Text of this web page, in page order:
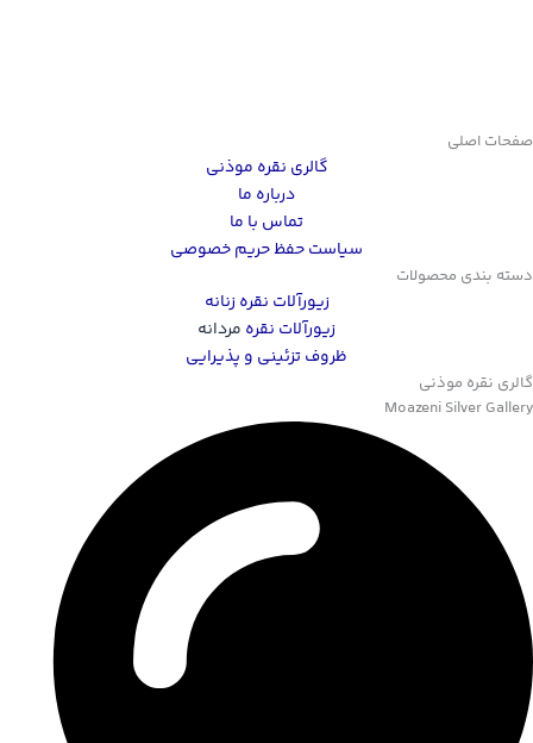
صفحات اصلی
گالری نقره موذنی
درباره ما
تماس با ما
سیاست حفظ حریم خصوصی
دسته بندی محصولات
زیورآلات نقره زنانه
زیورآلات نقره مردانه
ظروف تزئینی و پذیرایی
گالری نقره موذنی
Moazeni Silver Gallery